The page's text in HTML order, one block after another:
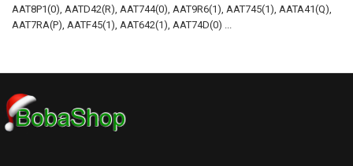
AAT8P1(0), AATD42(R), AAT744(0), AAT9R6(1), AAT745(1), AATA41(Q),
AAT7RA(P), AATF45(1), AAT642(1), AAT74D(0) ...